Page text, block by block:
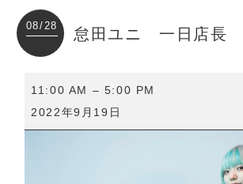
08/28 怠田ユニ 一日店長
ユ
11:00 AM – 5:00 PM
2022年9月19日